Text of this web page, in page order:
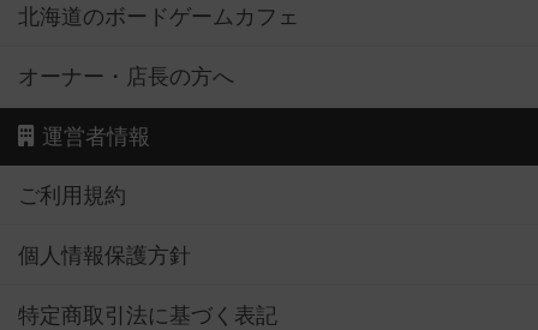
北海道のボードゲームカフェ
オーナー・店長の方へ
運営者情報
ご利用規約
個人情報保護方針
特定商取引法に基づく表記